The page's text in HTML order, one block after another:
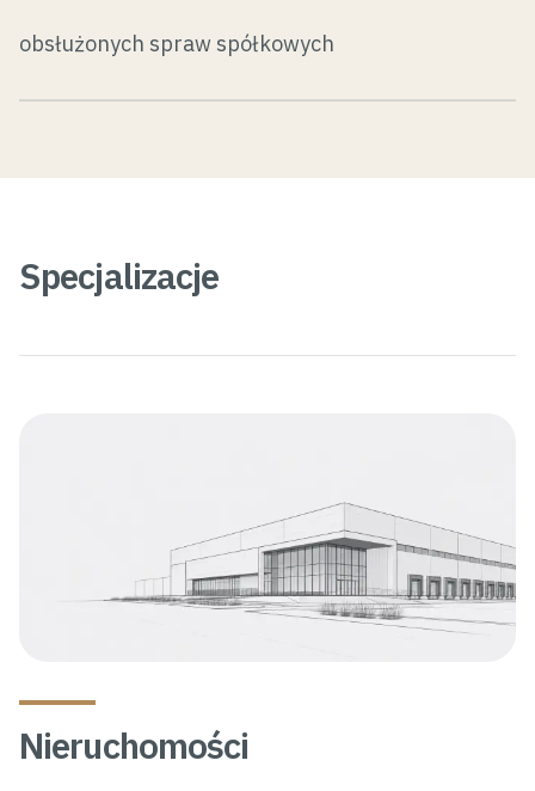
obsłużonych spraw spółkowych
Specjalizacje
Nieruchomości